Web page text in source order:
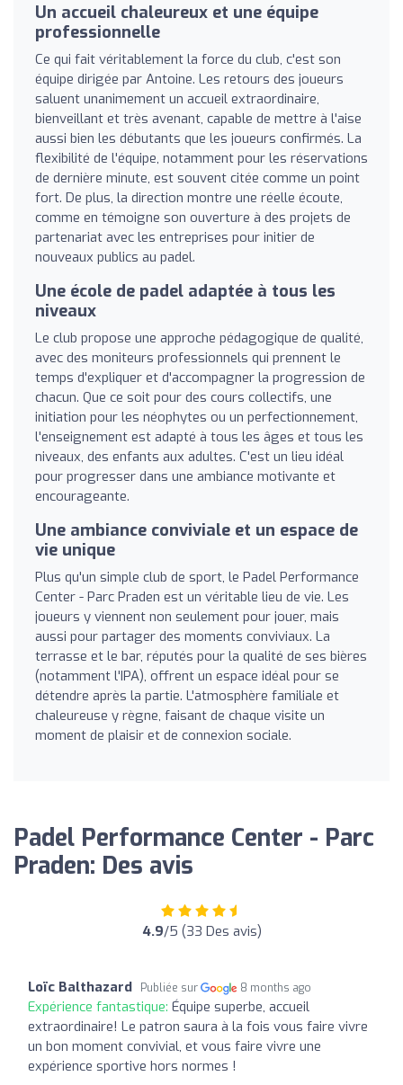
Un accueil chaleureux et une équipe
professionnelle
Ce qui fait véritablement la force du club, c'est son
équipe dirigée par Antoine. Les retours des joueurs
saluent unanimement un accueil extraordinaire,
bienveillant et très avenant, capable de mettre à l'aise
aussi bien les débutants que les joueurs confirmés. La
flexibilité de l'équipe, notamment pour les réservations
de dernière minute, est souvent citée comme un point
fort. De plus, la direction montre une réelle écoute,
comme en témoigne son ouverture à des projets de
partenariat avec les entreprises pour initier de
nouveaux publics au padel.
Une école de padel adaptée à tous les
niveaux
Le club propose une approche pédagogique de qualité,
avec des moniteurs professionnels qui prennent le
temps d'expliquer et d'accompagner la progression de
chacun. Que ce soit pour des cours collectifs, une
initiation pour les néophytes ou un perfectionnement,
l'enseignement est adapté à tous les âges et tous les
niveaux, des enfants aux adultes. C'est un lieu idéal
pour progresser dans une ambiance motivante et
encourageante.
Une ambiance conviviale et un espace de
vie unique
Plus qu'un simple club de sport, le Padel Performance
Center - Parc Praden est un véritable lieu de vie. Les
joueurs y viennent non seulement pour jouer, mais
aussi pour partager des moments conviviaux. La
terrasse et le bar, réputés pour la qualité de ses bières
(notamment l'IPA), offrent un espace idéal pour se
détendre après la partie. L'atmosphère familiale et
chaleureuse y règne, faisant de chaque visite un
moment de plaisir et de connexion sociale.
Padel Performance Center - Parc
Praden: Des avis
4.9/5 (33 Des avis)
Loïc Balthazard Publiée sur 8 months ago
Expérience fantastique: Équipe superbe, accueil
extraordinaire! Le patron saura à la fois vous faire vivre
un bon moment convivial, et vous faire vivre une
expérience sportive hors normes !